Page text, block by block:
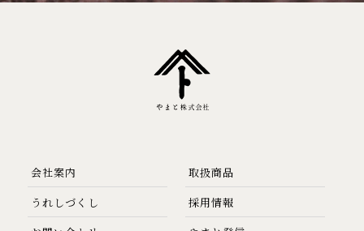
会社案内
取扱商品
うれしづくし
採用情報